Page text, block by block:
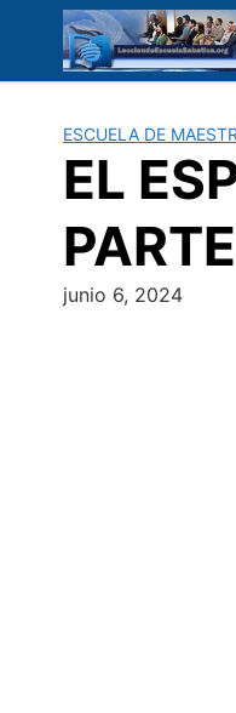
contenido
ESCUELA DE
EL
junio 6, 2024